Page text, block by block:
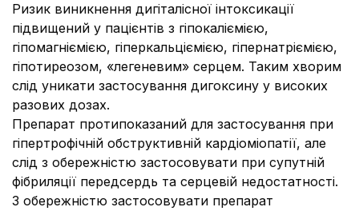
Ризик виникнення дигіталісної інтоксикації
підвищений у пацієнтів з гіпокаліємією,
гіпомагніємією, гіперкальціємією, гіпернатріємією,
гіпотиреозом, «легеневим» серцем. Таким хворим
слід уникати застосування дигоксину у високих
разових дозах.
Препарат протипоказаний для застосування при
гіпертрофічній обструктивній кардіоміопатії, але
слід з обережністю застосовувати при супутній
фібриляції передсердь та серцевій недостатності.
З обережністю застосовувати препарат